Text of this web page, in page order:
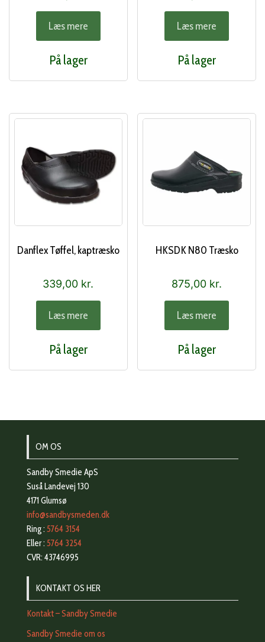
Læs mere
På lager
Læs mere
På lager
Danflex Tøffel, kaptræsko
339,00 kr.
Læs mere
På lager
HKSDK N80 Træsko
875,00 kr.
Læs mere
På lager
OM OS
Sandby Smedie ApS
Suså Landevej 130
4171 Glumsø
info@sandbysmeden.dk
Ring : 5764 3154
Eller : 5764 3254
CVR: 43746995
KONTAKT OS HER
Kontakt – Sandby Smedie
Sandby Smedie om os